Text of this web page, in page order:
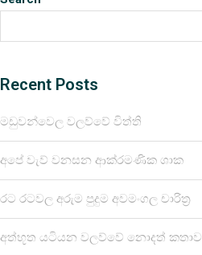
Recent Posts
මඩුවන්වෙල වලව්වේ විත්ති
අපේ වැව් වනසන ආක්රමණික ශාක
රට රටවල අරුම පුදුම අවමංගල චාරිත්‍ර
අත්භූත යටියන වලව්වේ නොදත් කතාව